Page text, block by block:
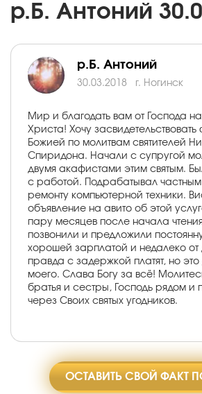
р.Б. Антоний
р.Б. Антоний
30.03.2018 г. Ногинск
Мир и благодать вам от Господа
Христа! Хочу
Божией по молитвам святителей
Спиридона. Начали с супругой
двумя акафистами этим святым.
с работой. Подрабатывал
ремонту компьютерной техники.
объявление на авито об этой
пару месяцев после начала
позвонили и предложили
хорошей зарплатой и недалеко от
правда с задержкой платят, но
моего. Слава Богу за всё!
братья и сестры, Господь рядом и
через Своих святых угодников.
ОСТАВИТЬ СВОЙ ФАКТ